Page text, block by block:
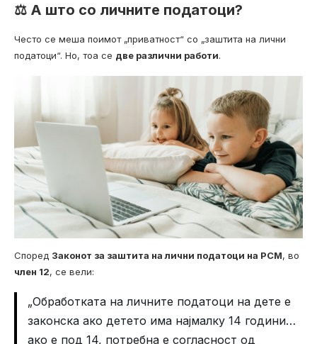
⚖️ А што со личните податоци?
Често се меша поимот „приватност“ со „заштита на лични
податоци“. Но, тоа се две различни работи.
Според Законот за заштита на лични податоци на РСМ, во
член 12, се вели:
„Обработката на личните податоци на дете е
законска ако детето има најмалку 14 години…
ако е под 14, потребна е согласност од